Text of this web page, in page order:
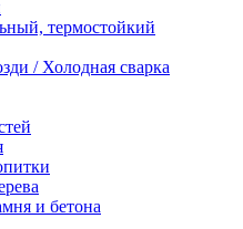
термостойкий
/ Холодная сварка
и бетона